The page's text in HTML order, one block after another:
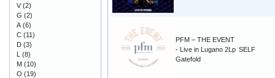
PFM – THE EVENT
- Live in Lugano 2Lp
Gatefold
SELF
V (2)
G (2)
A (6)
C (11)
D (3)
L (8)
M (10)
O (19)